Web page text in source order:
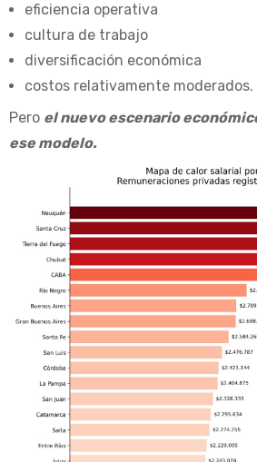
eficiencia operativa
cultura de trabajo
diversificación económica
costos relativamente moderados.
Pero el nuevo escenario
ese modelo.